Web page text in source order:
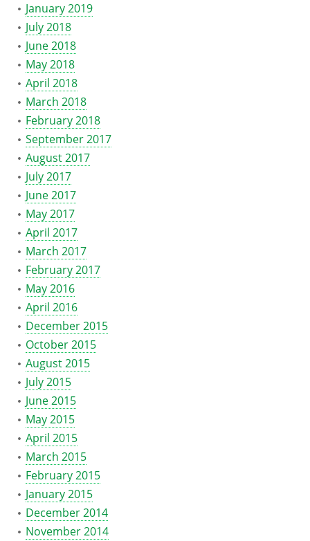
January 2019
July 2018
June 2018
May 2018
April 2018
March 2018
February 2018
September 2017
August 2017
July 2017
June 2017
May 2017
April 2017
March 2017
February 2017
May 2016
April 2016
December 2015
October 2015
August 2015
July 2015
June 2015
May 2015
April 2015
March 2015
February 2015
January 2015
December 2014
November 2014